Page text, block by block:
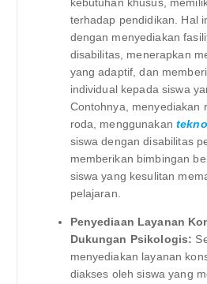
kebutuhan khusus,
terhadap pendidikan. Hal
dengan menyediakan
disabilitas, menerapkan
yang adaptif, dan
individual kepada siswa
Contohnya, menyediakan
roda, menggunakan
siswa dengan disabilitas
memberikan bimbingan
siswa yang kesulitan
pelajaran.
Penyediaan Layanan
Dukungan Psikologis:
menyediakan layanan
diakses oleh siswa yang